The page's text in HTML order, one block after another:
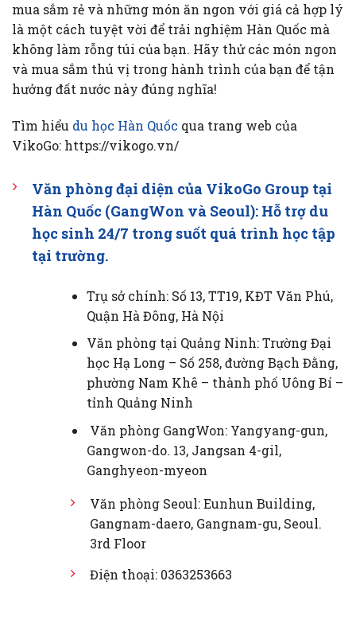
mua sắm rẻ và những món ăn ngon với giá cả hợp lý
là một cách tuyệt vời để trải nghiệm Hàn Quốc mà
không làm rỗng túi của bạn. Hãy thử các món ngon
và mua sắm thú vị trong hành trình của bạn để tận
hưởng đất nước này đúng nghĩa!
Tìm hiểu du học Hàn Quốc qua trang web của
VikoGo: https://vikogo.vn/
Văn phòng đại diện của VikoGo Group tại
Hàn Quốc (GangWon và Seoul): Hỗ trợ du
học sinh 24/7 trong suốt quá trình học tập
tại trường.
Trụ sở chính: Số 13, TT19, KĐT Văn Phú,
Quận Hà Đông, Hà Nội
Văn phòng tại Quảng Ninh: Trường Đại
học Hạ Long – Số 258, đường Bạch Đằng,
phường Nam Khê – thành phố Uông Bí –
tỉnh Quảng Ninh
Văn phòng GangWon: Yangyang-gun,
Gangwon-do. 13, Jangsan 4-gil,
Ganghyeon-myeon
Văn phòng Seoul: Eunhun Building,
Gangnam-daero, Gangnam-gu, Seoul.
3rd Floor
Điện thoại: 0363253663